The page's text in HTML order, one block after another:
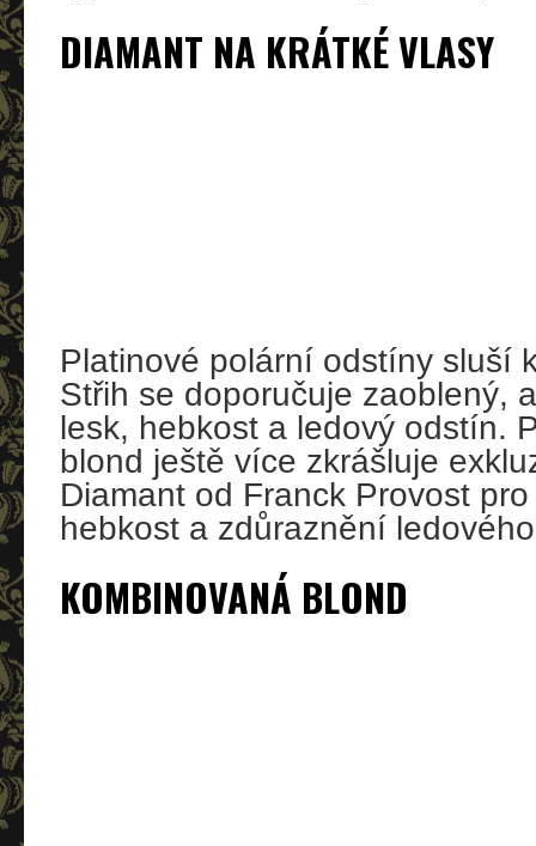
DIAMANT NA KRÁTKÉ VLASY
Platinové polární odstíny sluší
Střih se doporučuje zaoblený,
lesk, hebkost a ledový odstín.
blond ještě více zkrášluje
Diamant od Franck Provost
hebkost a zdůraznění
KOMBINOVANÁ BLOND